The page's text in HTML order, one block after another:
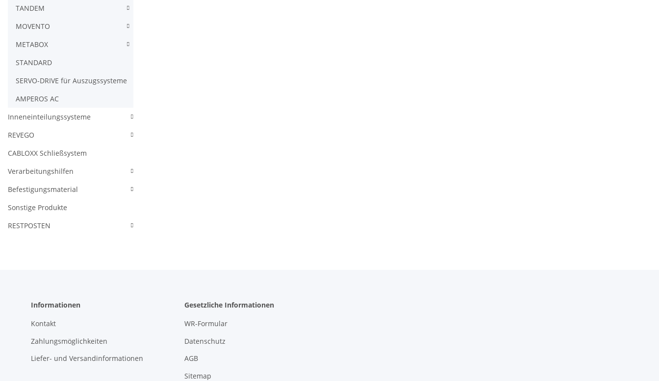
TANDEM
MOVENTO
METABOX
STANDARD
SERVO-DRIVE für Auszugssysteme
AMPEROS AC
Inneneinteilungssysteme
REVEGO
CABLOXX Schließsystem
Verarbeitungshilfen
Befestigungsmaterial
Sonstige Produkte
RESTPOSTEN
Informationen
Kontakt
Zahlungsmöglichkeiten
Liefer- und Versandinformationen
Gesetzliche Informationen
WR-Formular
Datenschutz
AGB
Sitemap